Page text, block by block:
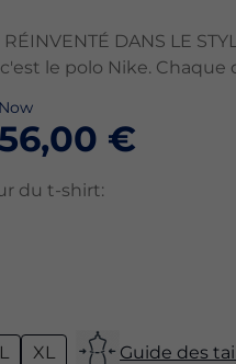
RÉINVENTÉ DANS LE
le polo Nike. Chaque
Now
€
du t-shirt:
L XL Guide des